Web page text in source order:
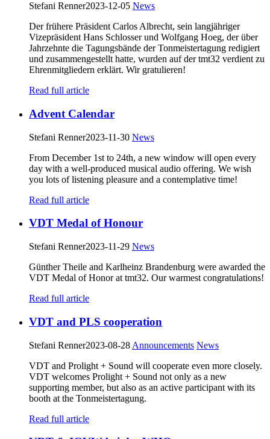
Stefani Renner2023-12-05 News
Der frühere Präsident Carlos Albrecht, sein langjähriger
Vizepräsident Hans Schlosser und Wolfgang Hoeg, der über
Jahrzehnte die Tagungsbände der Tonmeistertagung redigiert
und zusammengestellt hatte, wurden auf der tmt32 verdient zu
Ehrenmitgliedern erklärt. Wir gratulieren!
Read full article
Advent Calendar
Stefani Renner2023-11-30 News
From December 1st to 24th, a new window will open every
day with a well-produced musical audio offering. We wish
you lots of listening pleasure and a contemplative time!
Read full article
VDT Medal of Honour
Stefani Renner2023-11-29 News
Günther Theile and Karlheinz Brandenburg were awarded the
VDT Medal of Honor at tmt32. Our warmest congratulations!
Read full article
VDT and PLS cooperation
Stefani Renner2023-08-28 Announcements News
VDT and Prolight + Sound will cooperate even more closely.
VDT welcomes Prolight + Sound not only as a new
supporting member, but also as an active participant with its
booth at the Tonmeistertagung.
Read full article